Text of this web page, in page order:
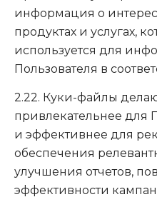
информация о
продуктах и услугах,
используется для
Пользователя в
2.22. Куки-файлы
привлекательнее для
и эффективнее для
обеспечения
улучшения отчетов,
эффективности